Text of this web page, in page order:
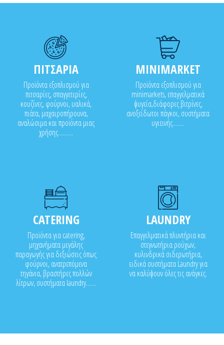
ΠΙΤΣΑΡΙΑ
Προϊόντα εξοπλισμού για
πιτσαρίες, σπαγγετερίες,
κουζίνες, φούρνοι, υαλικά,
πιάτα, μαχαιροπήρουνα,
αναλώσιμα και προϊόντα μιας
χρήσης..........
MINIMARKET
Προϊόντα εξοπλισμού για
minimarkets, επαγγελματικά
ψυγεία,διάφορες βιτρίνες,
ανοξείδωτοι πάγκοι, συστήματα
υγιεινής........
CATERING
Προϊόντα για catering,
μηχανήματα μεγάλης
παραγωγής για δεξιώσεις όπως
φούρνοι, ανατρεπόμενα
τηγάνια, βραστήρες πολλών
λίτρων, συστήματα laundry.......
LAUNDRY
Επαγγελματικά πλυντήρια και
στεγνωτήρια ρούχων,
κυλινδρικά σιδερωτήρια,
ειδικά συστήματα Laundry για
να καλύψουν όλες τις ανάγκες.